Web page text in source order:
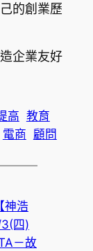
的創業歷
企業友好
高 教育
電商 顧問
【神浩
四)
－故